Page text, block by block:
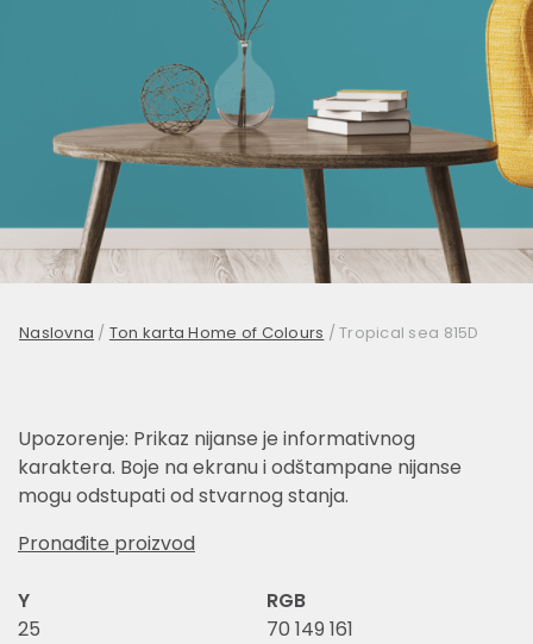
Naslovna / Ton karta Home of Colours /Tropical sea 815D
Upozorenje: Prikaz nijanse je informativnog
karaktera. Boje na ekranu i odštampane nijanse
mogu odstupati od stvarnog stanja.
Pronađite proizvod
Y
25
RGB
70 149 161